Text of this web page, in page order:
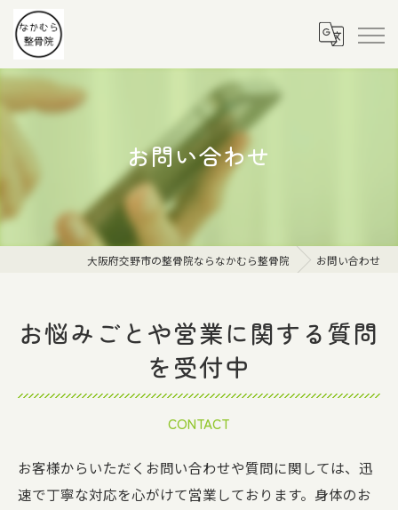
お問い合わせ
大阪府交野市の整骨院ならなかむら整骨院 お問い合わせ
お悩みごとや営業に関する質問
を受付中
CONTACT
お客様からいただくお問い合わせや質問に関しては、迅
速で丁寧な対応を心がけて営業しております。身体のお